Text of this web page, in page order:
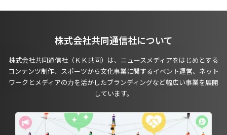
株式会社共同通信社について
株式会社共同通信社（ＫＫ共同）は、ニュースメディアをはじめとする
コンテンツ制作、スポーツから文化事業に関するイベント運営、ネット
ワークとメディアの力を活かしたブランディングなど幅広い事業を展開
しています。